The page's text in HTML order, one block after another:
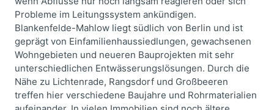
Probleme im Leitungssystem ankündigen.
Blankenfelde-Mahlow liegt südlich von Berlin und ist
geprägt von Einfamilienhaussiedlungen, gewachsenen
Wohngebieten und neueren Bauprojekten mit sehr
unterschiedlichen Entwässerungslösungen. Durch die
Nähe zu Lichtenrade, Rangsdorf und Großbeeren
treffen hier verschiedene Baujahre und Rohrmaterialien